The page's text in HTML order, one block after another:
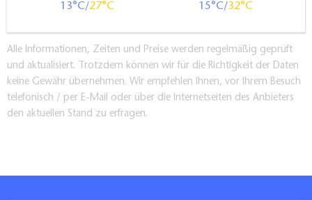
13 27 15 32
Alle Informationen, Zeiten und Preise werden regelmäßig geprüft
und aktualisiert. Trotzdem können wir für die Richtigkeit der Daten
keine Gewähr übernehmen. Wir empfehlen Ihnen, vor Ihrem Besuch
telefonisch / per E-Mail oder über die Internetseiten des Anbieters
den aktuellen Stand zu erfragen.